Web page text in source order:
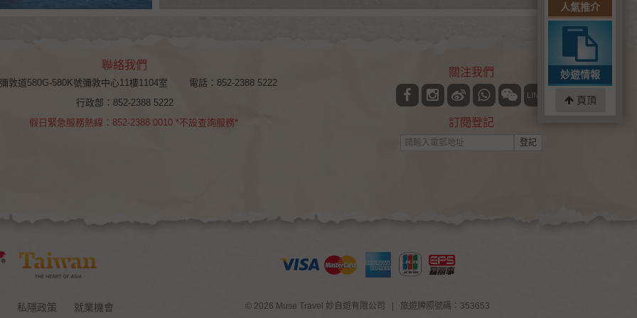
聯絡我們
敦道580G-580K號彌敦中心11樓1104室
電話：852-2388 5222
行政部：852-2388 5222
假日緊急服務熱線：852-2388 0010 *不設查詢服務*
關注我們
LINE
訂閱登記
登記
私隱政策 就業機會 © 2026 Muse Travel 妙自遊有限公司 旅遊牌照號碼：353653
人氣推介
妙遊情報
頁頂